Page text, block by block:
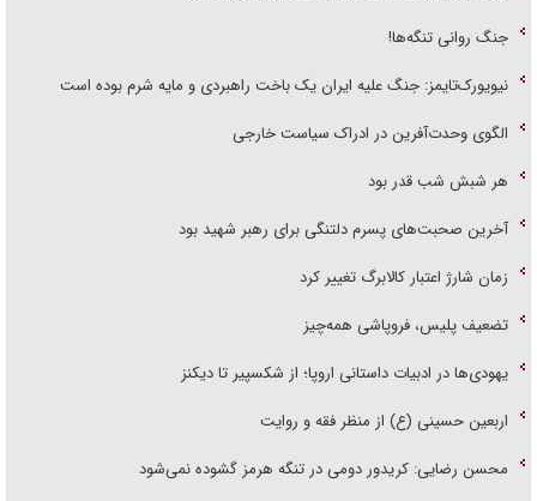
جنگ روانی تنگه‌ها!
نیویورک‌تایمز: جنگ علیه ایران یک باخت راهبردی و مایه شرم بوده است
الگوی وحدت‌آفرین در ادراک سیاست خارجی
هر شبش شب قدر بود
آخرین صحبت‌های پسرم دلتنگی برای رهبر شهید بود
زمان شارژ اعتبار کالابرگ تغییر کرد
تضعیف پلیس، فروپاشی همه‌چیز
یهودی‌ها در ادبیات داستانی اروپا؛ از شکسپیر تا دیکنز
اربعین حسینی (ع) از منظر فقه و روایت
محسن رضایی: کریدور دومی در تنگه هرمز گشوده نمی‌شود